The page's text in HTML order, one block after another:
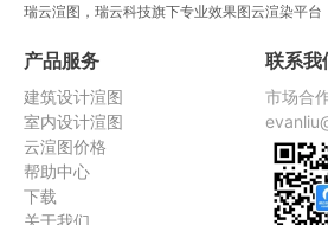
瑞云渲图，瑞云科技旗下专业效果图云渲染平台
产品服务
建筑设计渲图
室内设计渲图
云渲图价格
帮助中心
下载
关于我们
联系我
市场合